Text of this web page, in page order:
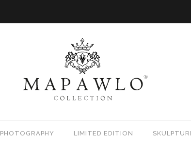
PHOTOGRAPHY LIMITED EDITION